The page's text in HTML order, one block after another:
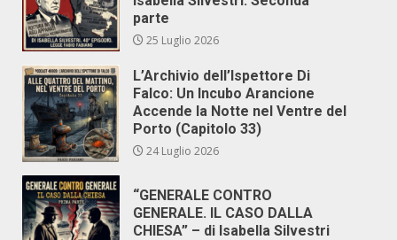
parte
25 Luglio 2026
L’Archivio dell’Ispettore Di
Falco: Un Incubo Arancione
Accende la Notte nel Ventre del
Porto (Capitolo 33)
24 Luglio 2026
“GENERALE CONTRO
GENERALE. IL CASO DALLA
CHIESA” – di Isabella Silvestri